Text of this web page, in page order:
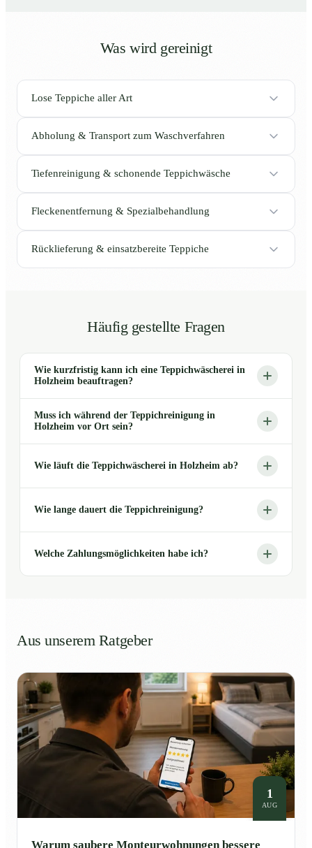
Was wird gereinigt
Lose Teppiche aller Art
Abholung & Transport zum Waschverfahren
Tiefenreinigung & schonende Teppichwäsche
Fleckenentfernung & Spezialbehandlung
Rücklieferung & einsatzbereite Teppiche
Häufig gestellte Fragen
Wie kurzfristig kann ich eine Teppichwäscherei in
Holzheim beauftragen?
Muss ich während der Teppichreinigung in
Holzheim vor Ort sein?
Wie läuft die Teppichwäscherei in Holzheim ab?
Wie lange dauert die Teppichreinigung?
Welche Zahlungsmöglichkeiten habe ich?
Aus unserem Ratgeber
1
AUG
Warum saubere Monteurwohnungen bessere